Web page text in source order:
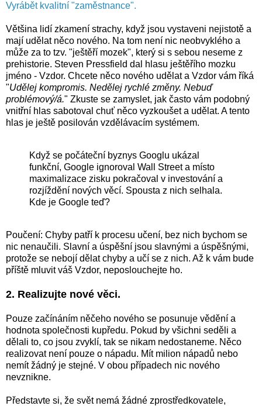
Vyrábět kvalitní "zaměstnance".
Většina lidí zkamení strachy, když jsou vystaveni nejistotě a
mají udělat něco nového. Na tom není nic neobvyklého a
může za to tzv. "ještěří mozek", který si s sebou neseme z
prehistorie. Steven Pressfield dal hlasu ještěřího mozku
jméno - Vzdor. Chcete něco nového udělat a Vzdor vám říká
"Udělej kompromis. Nedělej rychlé změny. Nebuď
problémový/á." Zkuste se zamyslet, jak často vám podobný
vnitřní hlas sabotoval chuť něco vyzkoušet a udělat. A tento
hlas je ještě posilován vzdělávacím systémem.
Když se počáteční byznys Googlu ukázal
funkční, Google ignoroval Wall Street a místo
maximalizace zisku pokračoval v investování a
rozjíždění nových věcí. Spousta z nich selhala.
Kde je Google teď?
Poučení: Chyby patří k procesu učení, bez nich bychom se
nic nenaučili. Slavní a úspěšní jsou slavnými a úspěšnými,
protože se nebojí dělat chyby a učí se z nich. Až k vám bude
příště mluvit váš Vzdor, neposlouchejte ho.
2. Realizujte nové věci.
Pouze začínáním něčeho nového se posunuje vědění a
hodnota společnosti kupředu. Pokud by všichni seděli a
dělali to, co jsou zvyklí, tak se nikam nedostaneme. Něco
realizovat není pouze o nápadu. Mít milion nápadů nebo
nemít žádný je stejné. V obou případech nic nového
nevznikne.
Představte si, že svět nemá žádné zprostředkovatele,